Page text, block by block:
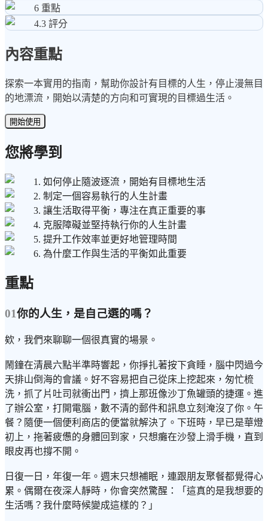
6 重點
4.3 評分
內容重點
探索一本實用的指南，幫助你設計有目標的人生，停止漫無目
的地漂流，開始以清楚的方向和可實現的目標過生活。
開始使用
您將學到
1. 如何停止隨波逐流，開始有目標地生活
2. 制定一個容易執行的人生計畫
3. 讓生活取得平衡，專注在真正重要的事
4. 克服障礙並堅持執行你的人生計畫
5. 提升工作效率並更好地管理時間
6. 為什麼工作與生活的平衡如此重要
重點
01你的人生，是自己選的嗎？
欸，我們來聊聊一個很真實的場景。
鬧鐘在清晨六點半準時響起，你掙扎著按下貪睡，腦中閃過今
天排山倒海的會議。好不容易把自己從床上挖起來，匆忙梳
洗，抓了片吐司就衝出門，擠上那班像沙丁魚罐頭的捷運。進
了辦公室，打開電腦，數不清的郵件和訊息立刻淹沒了你。午
餐？隨便一個便利商店的便當就解決了。下班時，早已是華燈
初上，拖著疲憊的身體回到家，只想癱在沙發上滑手機，直到
眼皮再也撐不開。
日復一日，年復一年。週末只想補眠，連跟朋友聚餐都覺得心
累。偶爾在夜深人靜時，你會突然驚醒：「這真的是我想要的
生活嗎？我什麼時候變成這樣的？」